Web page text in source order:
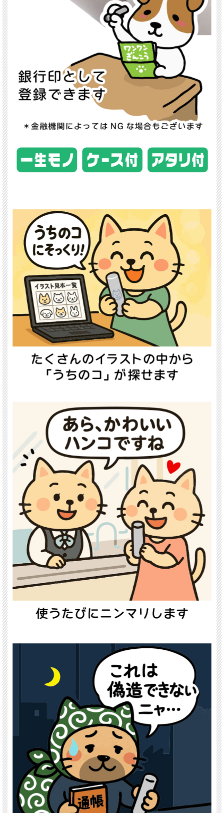
誕生日・就職祝い・結婚祝い・出産祝い・退職祝いなどの人生の節目
母の日・父の日・敬老の日・バレンタイン・ホワイトデー・クリスマスといったイ
「娘や孫に、ちゃんとした記念品を贈りたい」
「大切な人に、一生使える実用的なプレゼントを渡したい」
そんな想いに応える贈り物としても喜ばれています。
印鑑ケースもセットで、ラッピングにも対応。
オーダーメイド・オリジナルギフトとして、心に残る一品になります。
・大切なペットを亡くし、「一生モノのお守り」として持ちたい方
・娘・孫・結婚相手など、大切な人に特別な記念品を贈りたい方
・「うちの子は特別」という想いをカタチに残したい方
商品仕様
カスタマイズ：名入れ・オーダーメイド対応
セット内容：印鑑本体＋印鑑ケース（選択可）
最後に
これは、ただの印鑑ではありません。
「うちの子」と、これからの人生を共に歩んでいくための、一生モノのお守りで
契約や銀行手続きといった人生の大切な瞬間に、
「うちの子」がそっと寄り添い、あなたを支えてくれる。
かわいい・高級感のある・動物イラスト入り純チタン印鑑
世界にひとつだけの「家族の証」をあなたの手に。